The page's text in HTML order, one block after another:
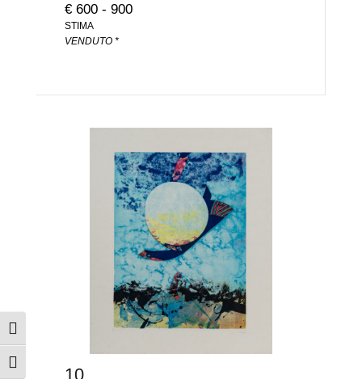
Attiva/disattiva alto contrasto
Attiva/disattiva dimensione testo
€ 600 - 900
STIMA
VENDUTO *
10